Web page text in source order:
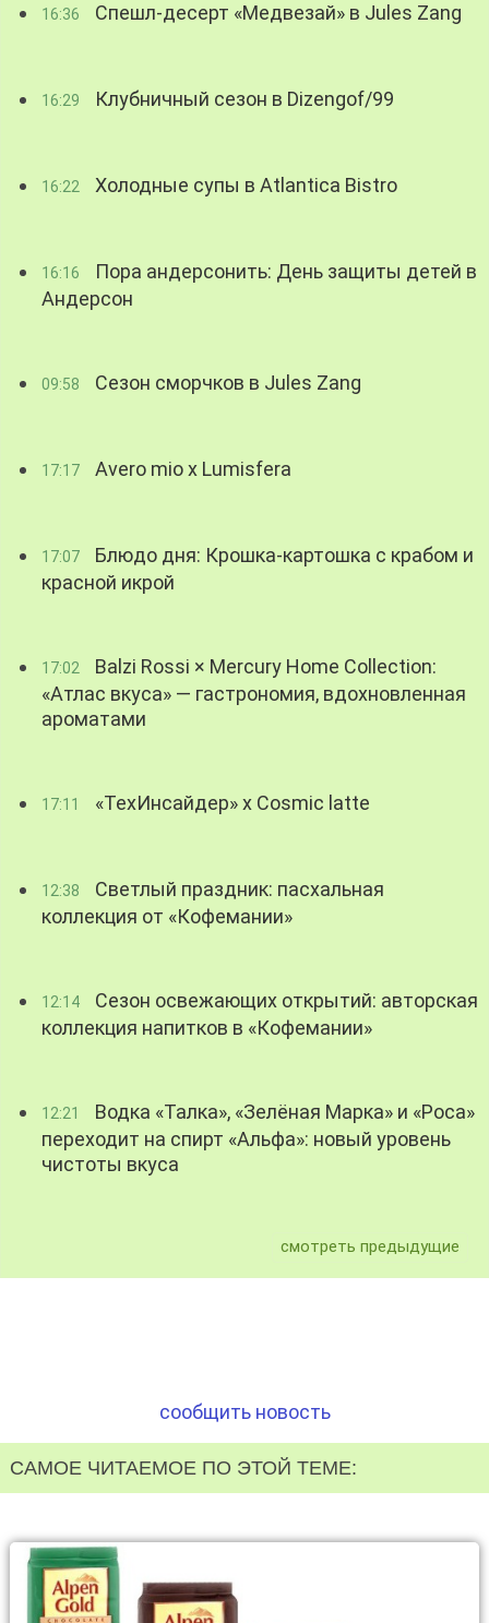
16:36 Спешл-десерт «Медвезай» в Jules Zang
16:29 Клубничный сезон в Dizengof/99
16:22 Холодные супы в Atlantica Bistro
16:16
Пора андерсонить: День защиты детей в
Андерсон
09:58 Сезон сморчков в Jules Zang
17:17 Avero mio x Lumisfera
17:07
Блюдо дня: Крошка-картошка с крабом и
красной икрой
17:02
Balzi Rossi × Mercury Home Collection:
«Атлас вкуса» — гастрономия, вдохновленная
ароматами
17:11 «ТехИнсайдер» х Cosmic latte
12:38
Светлый праздник: пасхальная
коллекция от «Кофемании»
12:14
Сезон освежающих открытий: авторская
коллекция напитков в «Кофемании»
12:21
Водка «Талка», «Зелёная Марка» и «Роса»
переходит на спирт «Альфа»: новый уровень
чистоты вкуса
смотреть предыдущие
сообщить новость
САМОЕ ЧИТАЕМОЕ ПО ЭТОЙ ТЕМЕ: